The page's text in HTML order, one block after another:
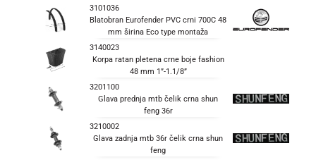
3101036
Blatobran Eurofender PVC crni 700C 48
mm širina Eco type montaža
3140023
Korpa ratan pletena crne boje fashion
48 mm 1”-1.1/8”
3201100
Glava prednja mtb čelik crna shun
feng 36r
3210002
Glava zadnja mtb 36r čelik crna shun
feng